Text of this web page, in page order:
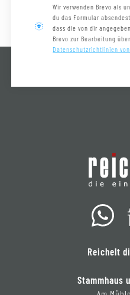
Wir verwenden Brevo als
du das Formular
dass die von dir
Brevo zur Bearbeitung
Datenschutzrichtlinien von
Reichelt
Stammhaus